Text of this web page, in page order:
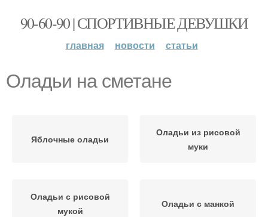
90-60-90 | СПОРТИВНЫЕ ДЕВУШКИ
главная новости статьи
Оладьи на сметане
Яблочные оладьи
Оладьи из рисовой
муки
Оладьи с рисовой
мукой
Оладьи с манкой